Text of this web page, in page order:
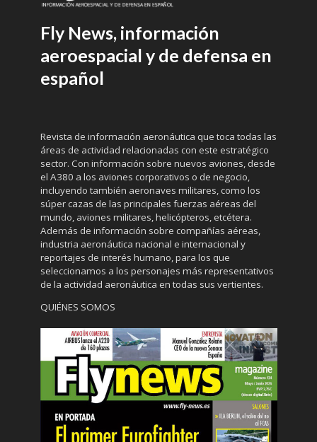
Fly News, información
aeroespacial y de defensa en
español
Revista de información aeronáutica que toca todas las
áreas de actividad relacionadas con este estratégico
sector. Con información sobre nuevos aviones, desde
el A380 a los aviones corporativos o de negocio,
incluyendo también aeronaves militares, como los
súper cazas de las principales fuerzas aéreas del
mundo, aviones militares, helicópteros, etcétera.
Además de información sobre compañías aéreas,
industria aeronáutica nacional e internacional y
reportajes de interés humano, para los que
seleccionamos a los personajes más representativos
de la actividad aeronáutica en todas sus vertientes.
QUIÉNES SOMOS